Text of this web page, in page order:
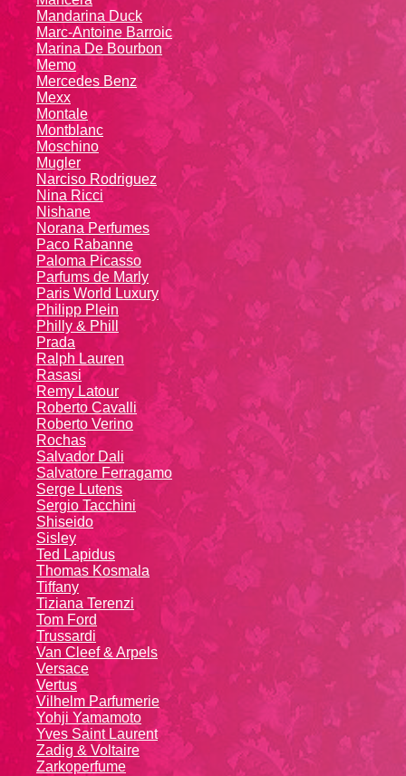
Mandarina Duck
Marc-Antoine Barroic
Marina De Bourbon
Memo
Mercedes Benz
Mexx
Montale
Montblanc
Moschino
Mugler
Narciso Rodriguez
Nina Ricci
Nishane
Norana Perfumes
Paco Rabanne
Paloma Picasso
Parfums de Marly
Paris World Luxury
Philipp Plein
Philly & Phill
Prada
Ralph Lauren
Rasasi
Remy Latour
Roberto Cavalli
Roberto Verino
Rochas
Salvador Dali
Salvatore Ferragamo
Serge Lutens
Sergio Tacchini
Shiseido
Sisley
Ted Lapidus
Thomas Kosmala
Tiffany
Tiziana Terenzi
Tom Ford
Trussardi
Van Cleef & Arpels
Versace
Vertus
Vilhelm Parfumerie
Yohji Yamamoto
Yvеs Sаint Lаurеnt
Zadig & Voltaire
Zarkoperfume